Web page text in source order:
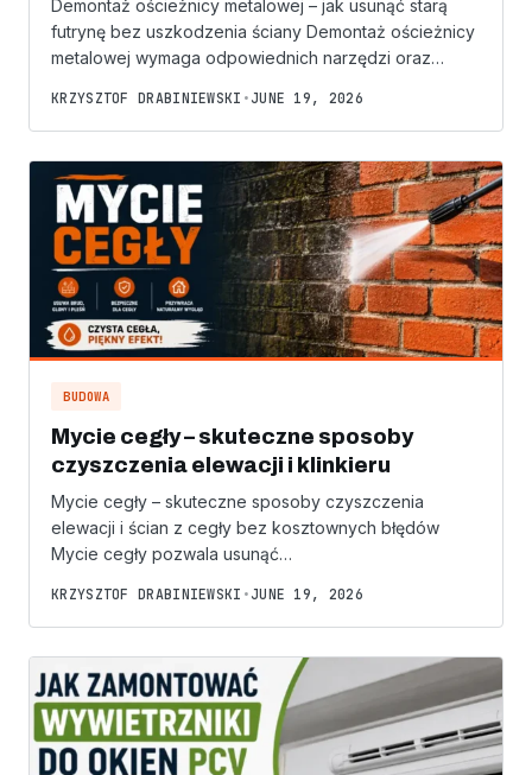
Demontaż ościeżnicy metalowej – jak usunąć starą
futrynę bez uszkodzenia ściany Demontaż ościeżnicy
metalowej wymaga odpowiednich narzędzi oraz…
KRZYSZTOF DRABINIEWSKI • JUNE 19, 2026
BUDOWA
Mycie cegły – skuteczne sposoby
czyszczenia elewacji i klinkieru
Mycie cegły – skuteczne sposoby czyszczenia
elewacji i ścian z cegły bez kosztownych błędów
Mycie cegły pozwala usunąć…
KRZYSZTOF DRABINIEWSKI • JUNE 19, 2026